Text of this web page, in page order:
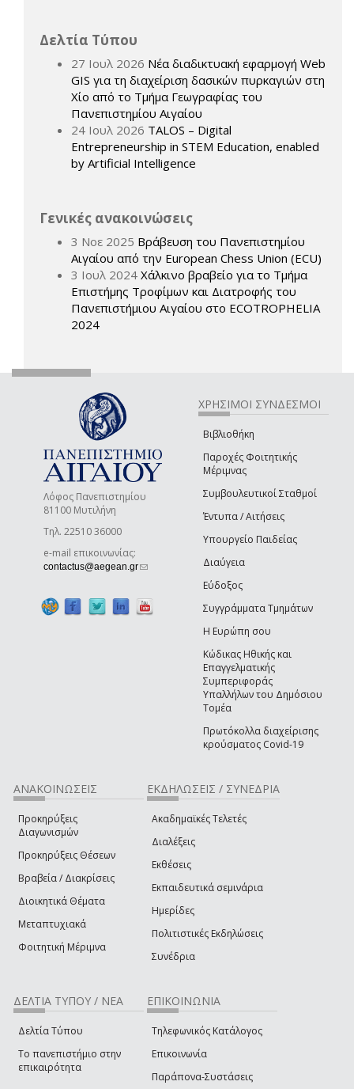
Δελτία Τύπου
27 Ιουλ 2026 Νέα διαδικτυακή εφαρμογή Web
GIS για τη διαχείριση δασικών πυρκαγιών στη
Χίο από το Τμήμα Γεωγραφίας του
Πανεπιστημίου Αιγαίου
24 Ιουλ 2026 TALOS – Digital
Entrepreneurship in STEM Education, enabled
by Artificial Intelligence
Γενικές ανακοινώσεις
3 Νοε 2025 Βράβευση του Πανεπιστημίου
Αιγαίου από την European Chess Union (ECU)
3 Ιουλ 2024 Χάλκινο βραβείο για το Τμήμα
Επιστήμης Τροφίμων και Διατροφής του
Πανεπιστήμιου Αιγαίου στο ECOTROPHELIA
2024
Λόφος Πανεπιστημίου
81100 Μυτιλήνη
Τηλ. 22510 36000
e-mail επικοινωνίας:
contactus@aegean.gr(link sends e-mail)
ΧΡΗΣΙΜΟΙ ΣΥΝΔΕΣΜΟΙ
Βιβλιοθήκη
Παροχές Φοιτητικής
Μέριμνας
Συμβουλευτικοί Σταθμοί
Έντυπα / Αιτήσεις
Υπουργείο Παιδείας
Διαύγεια
Εύδοξος
Συγγράμματα Τμημάτων
Η Ευρώπη σου
Κώδικας Ηθικής και
Επαγγελματικής
Συμπεριφοράς
Υπαλλήλων του Δημόσιου
Τομέα
Πρωτόκολλα διαχείρισης
κρούσματος Covid-19
ΑΝΑΚΟΙΝΩΣΕΙΣ
Προκηρύξεις
Διαγωνισμών
Προκηρύξεις Θέσεων
Βραβεία / Διακρίσεις
Διοικητικά Θέματα
Μεταπτυχιακά
Φοιτητική Μέριμνα
ΕΚΔΗΛΩΣΕΙΣ / ΣΥΝΕΔΡΙΑ
Ακαδημαϊκές Τελετές
Διαλέξεις
Εκθέσεις
Εκπαιδευτικά σεμινάρια
Ημερίδες
Πολιτιστικές Εκδηλώσεις
Συνέδρια
ΔΕΛΤΙΑ ΤΥΠΟΥ / ΝΕΑ
Δελτία Τύπου
Το πανεπιστήμιο στην
επικαιρότητα
ΕΠΙΚΟΙΝΩΝΙΑ
Τηλεφωνικός Κατάλογος
Επικοινωνία
Παράπονα-Συστάσεις